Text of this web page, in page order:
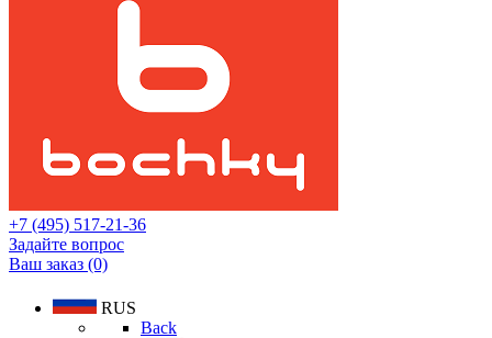
+7 (495) 517-21-36
Задайте вопрос
Ваш заказ (0)
RUS
Back